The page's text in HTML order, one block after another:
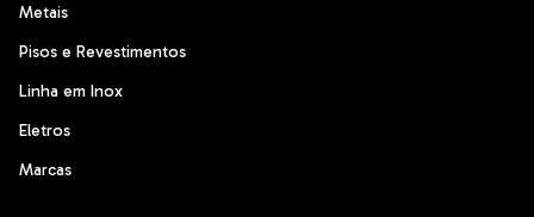
Metais
Pisos e Revestimentos
Linha em Inox
Eletros
Marcas